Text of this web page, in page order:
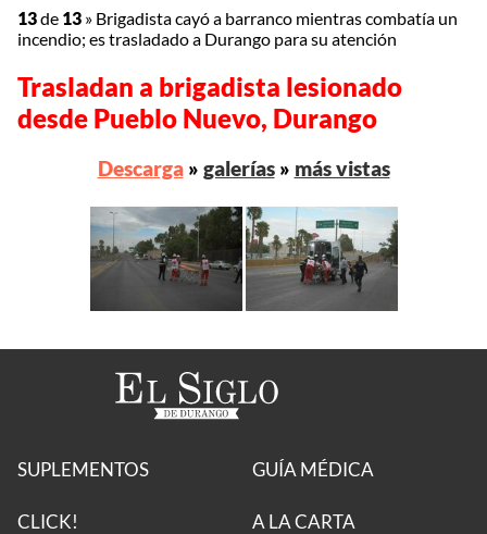
13de 13 » Brigadista cayó a barranco mientras combatía un
incendio; es trasladado a Durango para su atención
Trasladan a brigadista lesionado
desde Pueblo Nuevo, Durango
Descarga» galerías» más vistas
SUPLEMENTOS
CLICK!
GUÍA MÉDICA
A LA CARTA